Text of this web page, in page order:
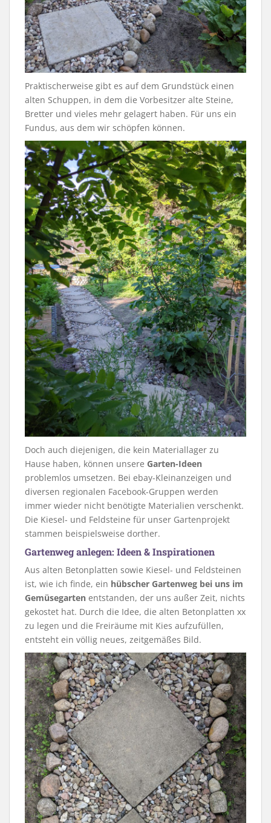
Praktischerweise gibt es auf dem Grundstück einen
alten Schuppen, in dem die Vorbesitzer alte Steine,
Bretter und vieles mehr gelagert haben. Für uns ein
Fundus, aus dem wir schöpfen können.
Doch auch diejenigen, die kein Materiallager zu
Hause haben, können unsere Garten-Ideen
problemlos umsetzen. Bei ebay-Kleinanzeigen und
diversen regionalen Facebook-Gruppen werden
immer wieder nicht benötigte Materialien verschenkt.
Die Kiesel- und Feldsteine für unser Gartenprojekt
stammen beispielsweise dorther.
Gartenweg anlegen: Ideen & Inspirationen
Aus alten Betonplatten sowie Kiesel- und Feldsteinen
ist, wie ich finde, ein hübscher Gartenweg bei uns im
Gemüsegarten entstanden, der uns außer Zeit, nichts
gekostet hat. Durch die Idee, die alten Betonplatten xx
zu legen und die Freiräume mit Kies aufzufüllen,
entsteht ein völlig neues, zeitgemäßes Bild.